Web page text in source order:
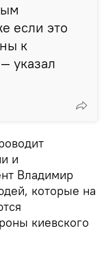
если это
к
указал
и
Владимир
которые на
киевского